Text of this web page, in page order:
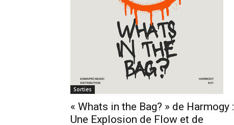
Sorties
« Whats in the Bag? » de Harmogy :
Une Explosion de Flow et de